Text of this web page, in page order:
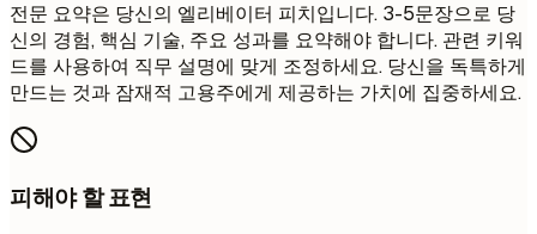
전문 요약은 당신의 엘리베이터 피치입니다. 3-5문장으로 당
신의 경험, 핵심 기술, 주요 성과를 요약해야 합니다. 관련 키워
드를 사용하여 직무 설명에 맞게 조정하세요. 당신을 독특하게
만드는 것과 잠재적 고용주에게 제공하는 가치에 집중하세요.
피해야 할 표현